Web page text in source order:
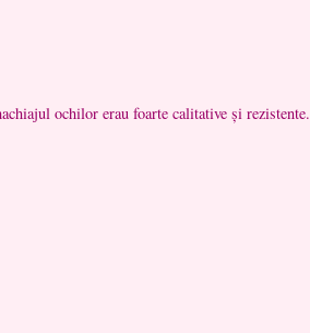
ochilor erau foarte calitative și rezistente.